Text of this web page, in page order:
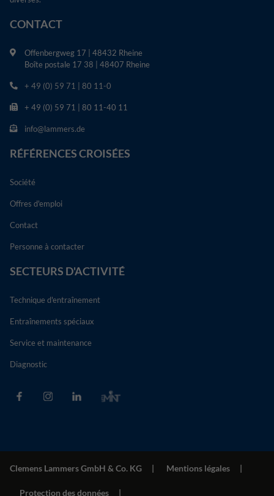
CONTACT
Offenbergweg 17 | 48432 Rheine
Boîte postale 17 38 | 48407 Rheine
+ 49 (0) 59 71 | 80 11-0
+ 49 (0) 59 71 | 80 11-40 11
info@lammers.de
RÉFÉRENCES CROISÉES
Société
Offres d'emploi
Contact
Personne à contacter
SECTEURS D'ACTIVITÉ
Technique d'entraînement
Entraînements spéciaux
Service et maintenance
Diagnostic
Clemens Lammers GmbH & Co. KG Mentions légales
Protection des données